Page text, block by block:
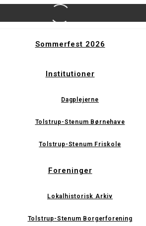
Sommerfest 2026
Institutioner
Dagplejerne
Tolstrup-Stenum Børnehave
Tolstrup-Stenum Friskole
Foreninger
Lokalhistorisk Arkiv
Tolstrup-Stenum Borgerforening